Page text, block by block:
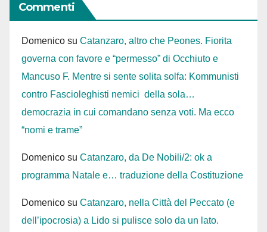
Commenti
Domenico su Catanzaro, altro che Peones. Fiorita
governa con favore e “permesso” di Occhiuto e
Mancuso F. Mentre si sente solita solfa: Kommunisti
contro Fascioleghisti nemici della sola…
democrazia in cui comandano senza voti. Ma ecco
“nomi e trame”
Domenico su Catanzaro, da De Nobili/2: ok a
programma Natale e… traduzione della Costituzione
Domenico su Catanzaro, nella Città del Peccato (e
dell’ipocrosia) a Lido si pulisce solo da un lato.